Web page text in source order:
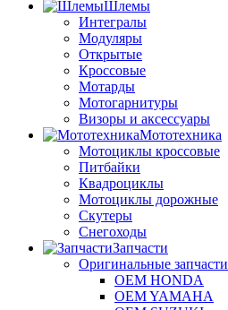
Шлемы
Интегралы
Модуляры
Открытые
Кроссовые
Мотарды
Мотогарнитуры
Визоры и аксессуары
Мототехника
Мотоциклы кроссовые
Питбайки
Квадроциклы
Мотоциклы дорожные
Скутеры
Снегоходы
Запчасти
Оригинальные запчасти
OEM HONDA
OEM YAMAHA